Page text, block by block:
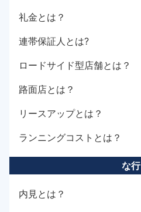
礼金とは？
連帯保証人とは?
ロードサイド型店舗とは？
路面店とは？
リースアップとは？
ランニングコストとは？
な行
内見とは？